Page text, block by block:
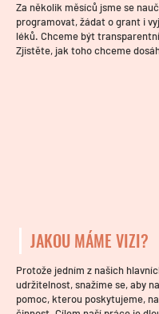
Za několik měsíců jsme se
programovat, žádat o grant i
léků. Chceme být
Zjistěte, jak toho chceme
JAKOU MÁME VIZI?
Protože jedním z našich
udržitelnost, snažíme se, aby
pomoc, kterou poskytujeme,